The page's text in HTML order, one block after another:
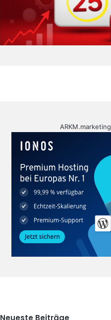
ARKM.marketing
Neueste Beiträge